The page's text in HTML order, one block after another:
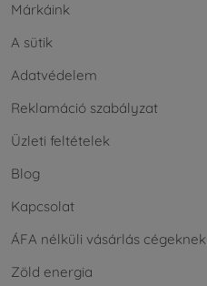
Márkáink
A sütik
Adatvédelem
Reklamáció szabályzat
Üzleti feltételek
Blog
Kapcsolat
ÁFA nélküli vásárlás cégeknek
Zöld energia